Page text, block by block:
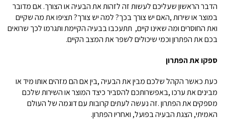
הדבר הראשון שעליכם לעשות זה לזהות את הבעיה או הצורך. אם מדובר
במוצר או שירות,האם יש צורך בכך? למה יש צורך? תציפו את מה שקיים
ואת החוסרים ומה שאינו קיים, תתעכבו בבעיה הקיימת ותגרמו לכך שרואים
בכם את הפתרון וכמי שיכולים לשפר את המצב הקיים.
ספקואתהפתרון
כעת כאשר הקהל שלכם מבין את הבעיה,בין אם הם מזהים אותו מיד או
מבינים את ערכו,באפשרותכם להסביר כיצד המוצר או השירות שלכם
מספקים את הפתרון.זה נעשה לעתים קרובות עם דוגמה של העולם
האמיתי, הצגת הבעיה בפועל, ואחריו הפתרון.